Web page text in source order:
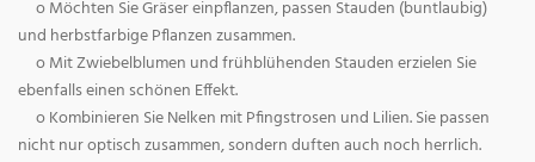
o Möchten Sie Gräser einpflanzen, passen Stauden (buntlaubig)
und herbstfarbige Pflanzen zusammen.
o Mit Zwiebelblumen und frühblühenden Stauden erzielen Sie
ebenfalls einen schönen Effekt.
o Kombinieren Sie Nelken mit Pfingstrosen und Lilien. Sie passen
nicht nur optisch zusammen, sondern duften auch noch herrlich.